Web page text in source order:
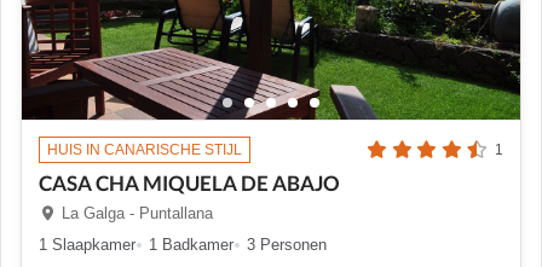
HUIS IN CANARISCHE STIJL 1
CASA CHA MIQUELA DE ABAJO
La Galga - Puntallana
1 Slaapkamer
1 Badkamer
3 Personen